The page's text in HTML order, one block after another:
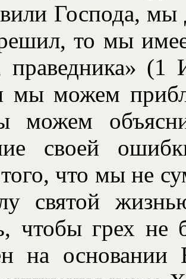
Господа,
то мы
праведника»
мы можем
можем
своей
что мы не
святой
чтобы грех
на основании